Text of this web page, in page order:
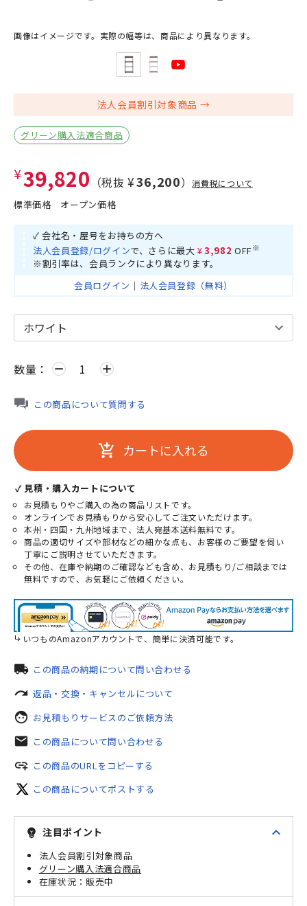
画像はイメージです。実際の幅等は、商品により異なります。
法人会員割引対象商品
グリーン購入法適合商品
¥39,820 （税抜 ¥36,200）消費税について
標準価格 オープン価格
✓ 会社名・屋号をお持ちの方へ
法人会員登録/ログインで、さらに最大 ¥3,982 OFF※
※割引率は、会員ランクにより異なります。
会員ログイン ｜ 法人会員登録（無料）
数量： remove add
この商品について質問する
add_shopping_cart カートに入れる
✓ 見積・購入カートについて
お見積もりやご購入の為の商品リストです。
オンラインでお見積もりから安心してご注文いただけます。
本州・四国・九州地域まで、法人宛基本送料無料です。
商品の適切サイズや部材などの細かな点も、お客様のご要望を伺い
丁寧にご説明させていただきます。
その他、在庫や納期のご確認なども含め、お見積もり/ご相談までは
無料ですので、お気軽にご依頼ください。
いつものAmazonアカウントで、簡単に決済可能です。
local_shipping この商品の納期について問い合わせる
redo 返品・交換・キャンセルについて
face お見積もりサービスのご依頼方法
mail この商品について問い合わせる
add_link この商品のURLをコピーする
この商品についてポストする
emoji_objects 注目ポイント expand_less
法人会員割引対象商品
グリーン購入法適合商品
販売中